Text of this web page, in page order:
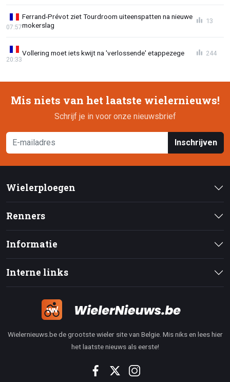
Ferrand-Prévot ziet Tourdroom uiteenspatten na nieuwe
mokerslag
07:57
13
Vollering moet iets kwijt na 'verlossende' etappezege
20:33
244
Mis niets van het laatste wielernieuws!
Schrijf je in voor onze nieuwsbrief
Inschrijven
Wielerploegen
Renners
Informatie
Interne links
Wielernieuws.be de grootste wieler site van Belgie. Mis niks en lees hier
het laatste nieuws als eerste!